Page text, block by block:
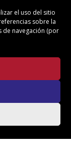
el uso del sitio
sobre la
navegación (por
sociales